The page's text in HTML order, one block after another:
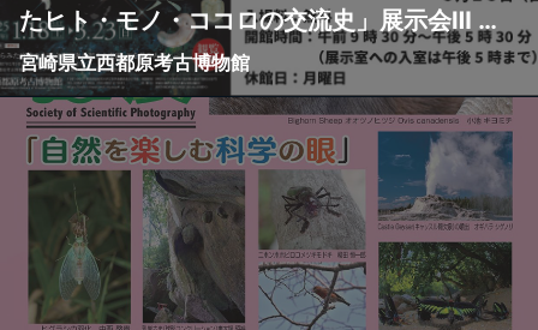
たヒト・モノ・ココロの交流史」展示会Ⅲ
美（び）と権（ちから）の装身具（ジュエリ
ー）～玉（たま）が映した宮崎の古墳文化～
宮崎県立西都原考古博物館